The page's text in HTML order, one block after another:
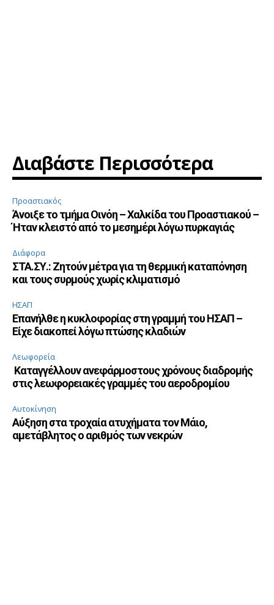
Διαβάστε Περισσότερα
Προαστιακός
Άνοιξε το τμήμα Οινόη – Χαλκίδα του Προαστιακού –
Ήταν κλειστό από το μεσημέρι λόγω πυρκαγιάς
Διάφορα
ΣΤΑ.ΣΥ.: Ζητούν μέτρα για τη θερμική καταπόνηση
και τους συρμούς χωρίς κλιματισμό
ΗΣΑΠ
Επανήλθε η κυκλοφορίας στη γραμμή του ΗΣΑΠ –
Είχε διακοπεί λόγω πτώσης κλαδιών
Λεωφορεία
Καταγγέλλουν ανεφάρμοστους χρόνους διαδρομής
στις λεωφορειακές γραμμές του αεροδρομίου
Αυτοκίνηση
Αύξηση στα τροχαία ατυχήματα τον Μάιο,
αμετάβλητος ο αριθμός των νεκρών